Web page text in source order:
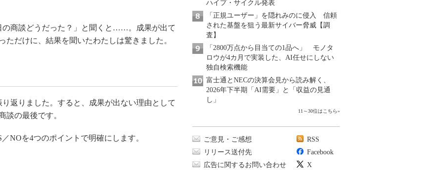
商談どうだった？」と聞くと……。成果が出て
だけに、結果を聞いたわたしは驚きました。
返りました。すると、成果が出ない理由として
談の最後です。
NOを4つのポイントで明確にします。
ハイプ・サイクル発表
「正規ユーザー」を隠れみのに侵入 信頼
された基盤を狙う最新サイバー脅威【調
査】
「2800万点から目当ての1品へ」 モノタ
ロウが4カ月で実装した、AI任せにしない
独自検索機能
富士通とNECの決算会見から読み解く、
2026年下半期「AI需要」と「収益の見通
し」
11～30位はこちら»
ご意見・ご感想
リリース送付先
広告に関するお問い合わせ
RSS
Facebook
X